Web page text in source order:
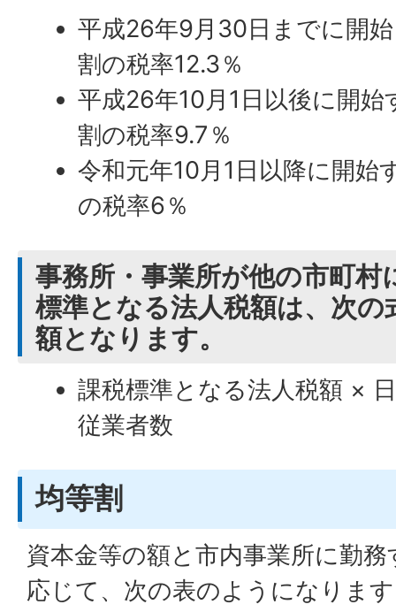
平成26年9月30日までに開
割の税率12.3％
平成26年10月1日以後に開
割の税率9.7％
令和元年10月1日以降に開始
の税率6％
事務所・事業所が他の市町村
標準となる法人税額は、次
額となります。
課税標準となる法人税額 ×
従業者数
均等割
資本金等の額と市内事業所に勤
応じて、次の表のようになります